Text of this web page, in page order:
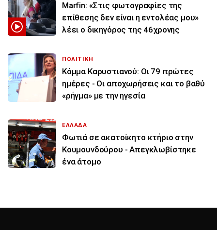
Marfin: «Στις φωτογραφίες της
επίθεσης δεν είναι η εντολέας μου»
λέει ο δικηγόρος της 46χρονης
ΠΟΛΙΤΙΚΗ
Κόμμα Καρυστιανού: Οι 79 πρώτες
ημέρες - Οι αποχωρήσεις και το βαθύ
«ρήγμα» με την ηγεσία
ΕΛΛΑΔΑ
Φωτιά σε ακατοίκητο κτήριο στην
Κουμουνδούρου - Απεγκλωβίστηκε
ένα άτομο